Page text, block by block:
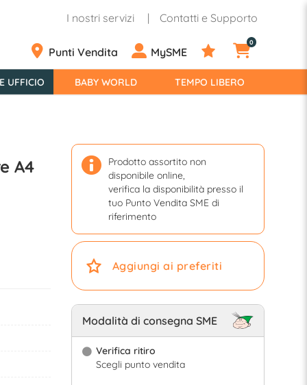
I nostri servizi Contatti e Supporto
Punti Vendita MySME
0
UFFICIO BABY WORLD TEMPO LIBERO
A4
Prodotto assortito non
disponibile online,
verifica la disponibilità presso il
tuo Punto Vendita SME di
riferimento
Aggiungi ai preferiti
Modalità di consegna SME
Verifica ritiro
Scegli punto vendita